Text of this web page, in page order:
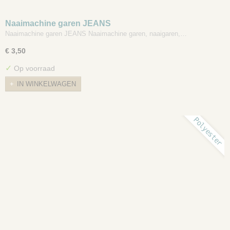
Naaimachine garen JEANS
Naaimachine garen JEANS Naaimachine garen, naaigaren,…
€ 3,50
✓ Op voorraad
IN WINKELWAGEN
Polyester